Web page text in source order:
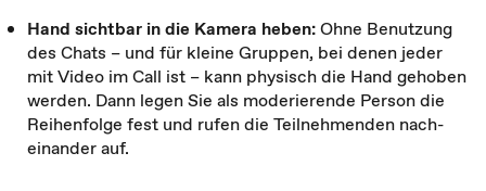
Hand sichtbar in die Kamera heben:Ohne Benutzung
des Chats – und für kleine Gruppen, bei denen jeder
mit Vi­deo im Call ist – kann physisch die Hand gehoben
werden. Dann legen Sie als moderierende Person die
Reihenfolge fest und rufen die Teilnehmenden nach­
einander auf.